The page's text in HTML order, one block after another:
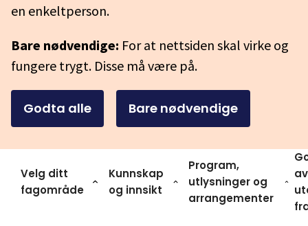
en enkeltperson.
Bare nødvendige: For at nettsiden skal virke og
fungere trygt. Disse må være på.
Godta alle Bare nødvendige
Velg ditt
fagområde
Kunnskap
og innsikt
Program,
utlysninger og
arrangementer
av